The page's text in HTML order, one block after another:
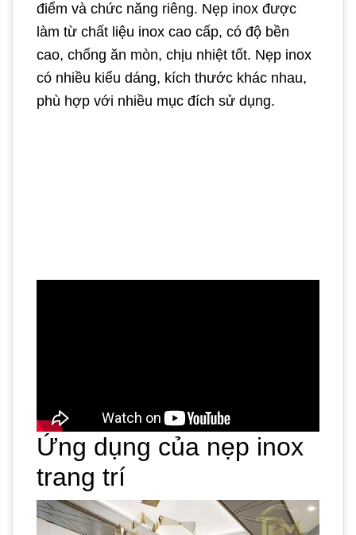
điểm và chức năng riêng. Nẹp inox được
làm từ chất liệu inox cao cấp, có độ bền
cao, chống ăn mòn, chịu nhiệt tốt. Nẹp inox
có nhiều kiểu dáng, kích thước khác nhau,
phù hợp với nhiều mục đích sử dụng.
Ứng dụng của nẹp inox
trang trí